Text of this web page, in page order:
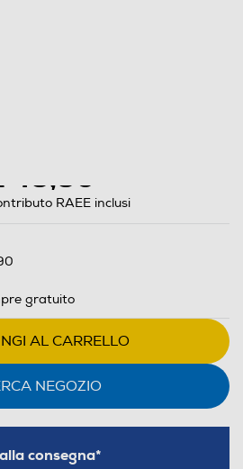
49,90
RAEE inclusi
gratuito
AL CARRELLO
NEGOZIO
consegna*